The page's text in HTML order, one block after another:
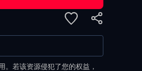
。若该资源侵犯了您的权益，